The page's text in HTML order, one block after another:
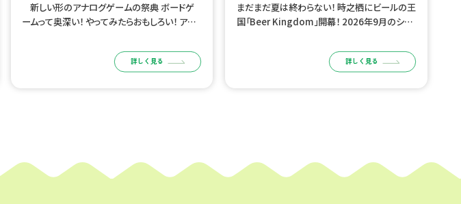
新しい形のアナログゲームの祭典 ボードゲ
ームって奥深い！ やってみたらおもしろい！ アナ
う！ 参加者向け宿泊プランはこちらから 開催
詳しく見る
まだまだ夏は終わらない！ 時之栖にビールの王
国「Beer Kingdom」開幕！ 2026年9月のシル
QUARE」がビール好きの王国に変わります！
詳しく見る